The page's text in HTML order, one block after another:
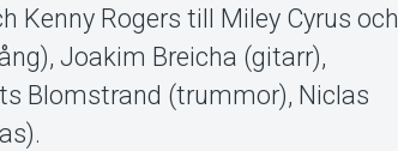
Kenny Rogers till Miley Cyrus och
Joakim Breicha (gitarr),
Blomstrand (trummor), Niclas